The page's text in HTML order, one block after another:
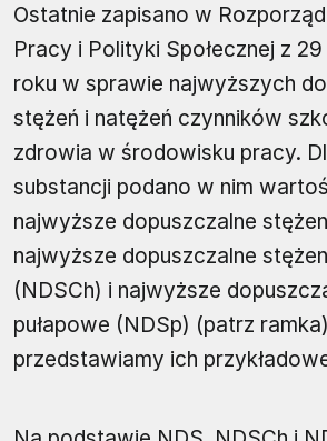
Ostatnie zapisano w
Pracy i Polityki Społecznej z
roku w sprawie najwyższych
stężeń i natężeń czynników
zdrowia w środowisku pracy.
substancji podano w nim
najwyższe dopuszczalne
najwyższe dopuszczalne
(NDSCh) i najwyższe
pułapowe (NDSp) (patrz
przedstawiamy ich